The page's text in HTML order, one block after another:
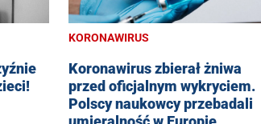
KORONAWIRUS
Koronawirus zbierał żniwa
przed oficjalnym wykryciem.
Polscy naukowcy przebadali